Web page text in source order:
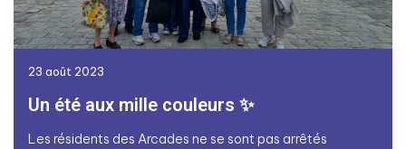
23 août 2023
Un été aux mille couleurs ✨
Les résidents des Arcades ne se sont pas arrêtés